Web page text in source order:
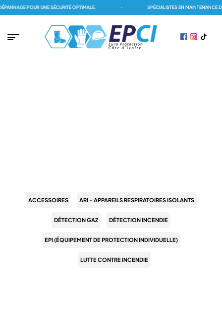
POUR UNE SÉCURITÉ OPTIMALE. SPÉCIALISTES EN MAINTENANCE
ACCESSOIRES ARI - APPAREILS RESPIRATOIRES ISOLANTS
DÉTECTION GAZ DÉTECTION INCENDIE
EPI (ÉQUIPEMENT DE PROTECTION INDIVIDUELLE)
LUTTE CONTRE INCENDIE